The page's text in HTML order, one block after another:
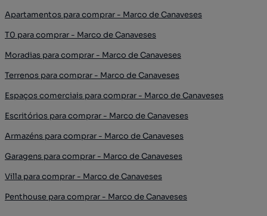
Apartamentos para comprar - Marco de Canaveses
T0 para comprar - Marco de Canaveses
Moradias para comprar - Marco de Canaveses
Terrenos para comprar - Marco de Canaveses
Espaços comerciais para comprar - Marco de Canaveses
Escritórios para comprar - Marco de Canaveses
Armazéns para comprar - Marco de Canaveses
Garagens para comprar - Marco de Canaveses
Villa para comprar - Marco de Canaveses
Penthouse para comprar - Marco de Canaveses